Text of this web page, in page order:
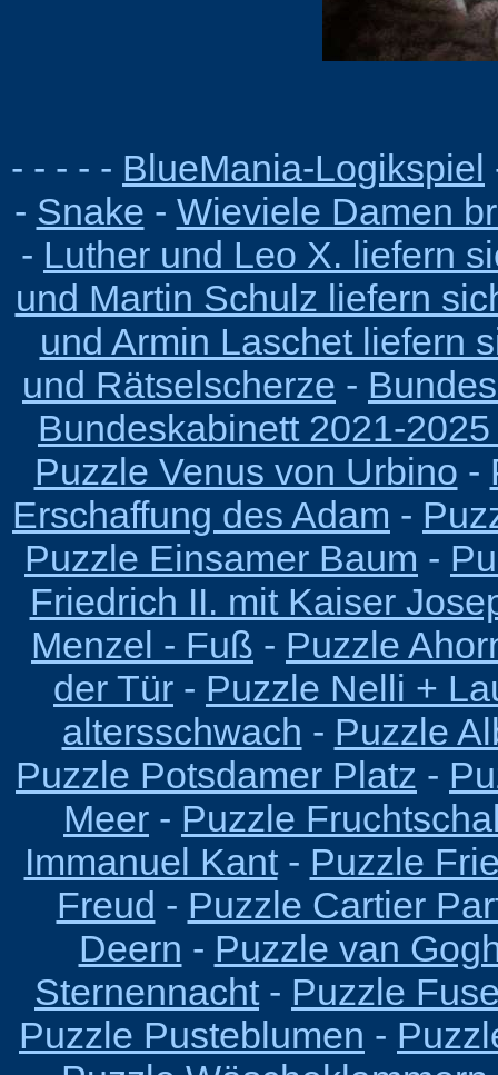
- - - - - BlueMania-Logikspiel
- Snake - Wieviele Damen
- Luther und Leo X. liefern
und Martin Schulz liefern
und Armin Laschet liefern
und Rätselscherze -
Bundeskabinett 2021-
Puzzle Venus von Urbino -
Erschaffung des Adam -
Puzzle Einsamer Baum -
Friedrich II. mit Kaiser
Menzel - Fuß - Puzzle
der Tür - Puzzle Nelli +
altersschwach - Puzzle
Puzzle Potsdamer Platz -
Meer - Puzzle
Immanuel Kant- Puzzle
Freud - Puzzle Cartier
Deern - Puzzle van
Sternennacht- Puzzle
Puzzle Pusteblumen -